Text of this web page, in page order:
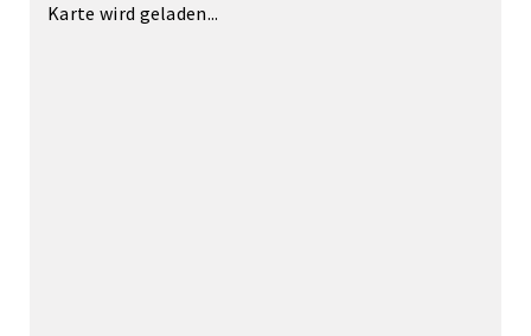
Karte wird geladen...